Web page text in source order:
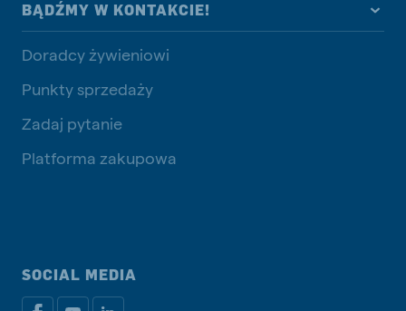
BĄDŹMY W KONTAKCIE!
Doradcy żywieniowi
Punkty sprzedaży
Zadaj pytanie
Platforma zakupowa
SOCIAL MEDIA